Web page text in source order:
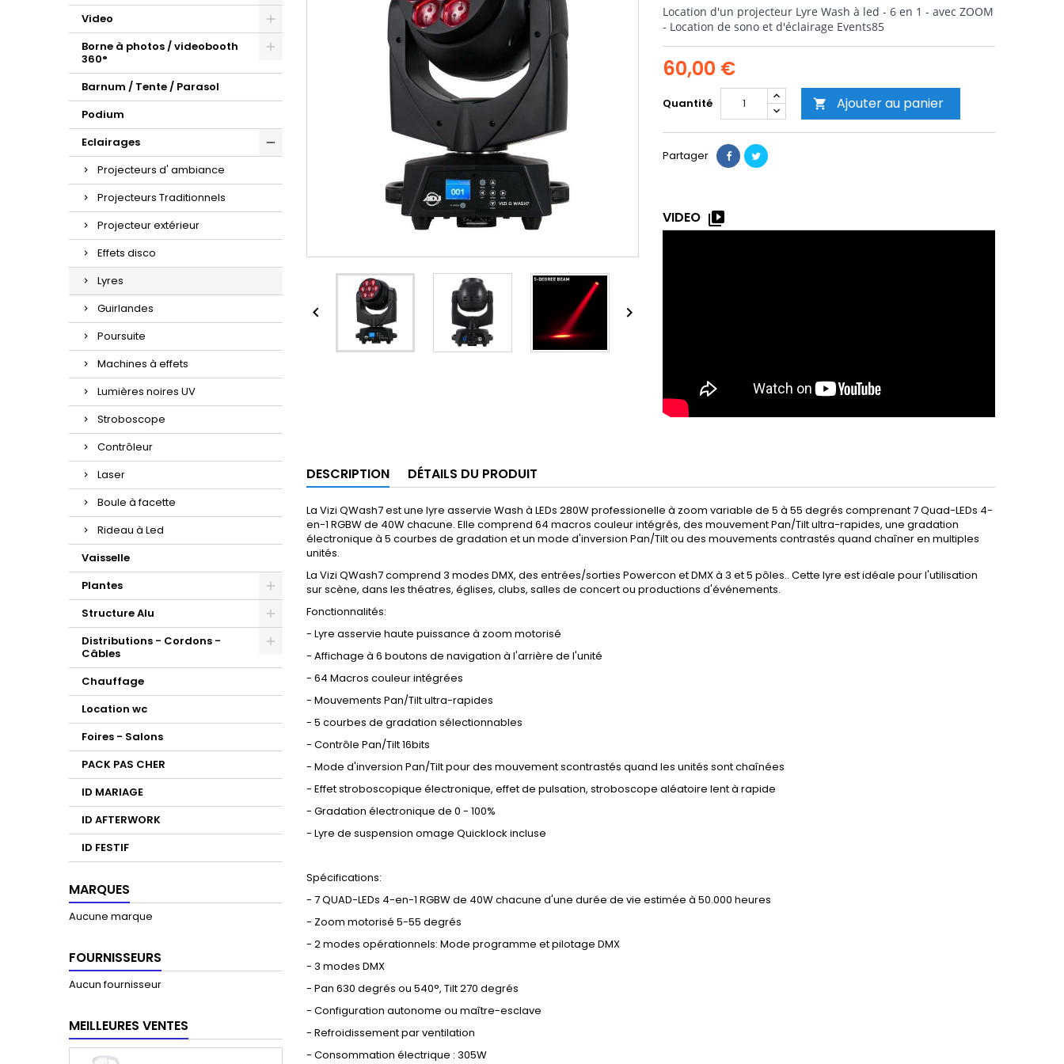
Video
Borne à photos / videobooth
360°
Barnum / Tente / Parasol
Podium
Eclairages
Projecteurs d' ambiance
Projecteurs Traditionnels
Projecteur extérieur
Effets disco
Lyres
Guirlandes
Poursuite
Machines à effets
Lumières noires UV
Stroboscope
Contrôleur
Laser
Boule à facette
Rideau à Led
Vaisselle
Plantes
Structure Alu
Distributions - Cordons -
Câbles
Chauffage
Location wc
Foires - Salons
PACK PAS CHER
ID MARIAGE
ID AFTERWORK
ID FESTIF
MARQUES
Aucune marque
FOURNISSEURS
Aucun fournisseur
MEILLEURES VENTES
 
Location d'un projecteur Lyre Wash à led - 6 en 1 - avec ZOOM
- Location de sono et d'éclairage Events85
60,00 €
Quantité  Ajouter au panier
Partager
VIDEO video_library
DESCRIPTION DÉTAILS DU PRODUIT
La Vizi QWash7 est une lyre asservie Wash à LEDs 280W professionelle à zoom variable de 5 à 55 degrés comprenant 7 Quad-LEDs 4-
en-1 RGBW de 40W chacune. Elle comprend 64 macros couleur intégrés, des mouvement Pan/Tilt ultra-rapides, une gradation
électronique à 5 courbes de gradation et un mode d'inversion Pan/Tilt ou des mouvements contrastés quand chaîner en multiples
unités.
La Vizi QWash7 comprend 3 modes DMX, des entrées/sorties Powercon et DMX à 3 et 5 pôles.. Cette lyre est idéale pour l'utilisation
sur scène, dans les théatres, églises, clubs, salles de concert ou productions d'événements.
Fonctionnalités:
- Lyre asservie haute puissance à zoom motorisé
- Affichage à 6 boutons de navigation à l'arrière de l'unité
- 64 Macros couleur intégrées
- Mouvements Pan/Tilt ultra-rapides
- 5 courbes de gradation sélectionnables
- Contrôle Pan/Tilt 16bits
- Mode d'inversion Pan/Tilt pour des mouvement scontrastés quand les unités sont chaînées
- Effet stroboscopique électronique, effet de pulsation, stroboscope aléatoire lent à rapide
- Gradation électronique de 0 - 100%
- Lyre de suspension omage Quicklock incluse
Spécifications:
- 7 QUAD-LEDs 4-en-1 RGBW de 40W chacune d'une durée de vie estimée à 50.000 heures
- Zoom motorisé 5-55 degrés
- 2 modes opérationnels: Mode programme et pilotage DMX
- 3 modes DMX
- Pan 630 degrés ou 540°, Tilt 270 degrés
- Configuration autonome ou maître-esclave
- Refroidissement par ventilation
- Consommation électrique : 305W